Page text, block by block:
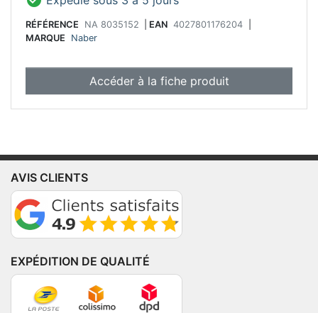
RÉFÉRENCE NA 8035152 EAN 4027801176204
MARQUE
Naber
Accéder à la fiche produit
AVIS CLIENTS
EXPÉDITION DE QUALITÉ